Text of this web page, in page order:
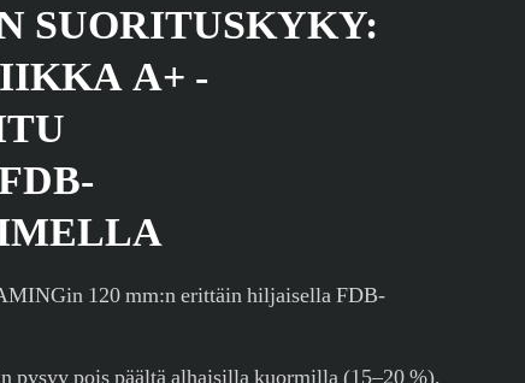
SUORITUSKYKY:
A+ -
120 mm:n erittäin hiljaisella FDB-
pysyy pois päältä alhaisilla kuormilla (15–20 %),